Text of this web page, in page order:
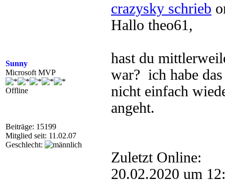
Sunny
Microsoft MVP
Offline
Beiträge: 15199
Mitglied seit: 11.02.07
Geschlecht:
crazysky schrieb
Hallo theo61,
hast du
war? ich habe
nicht einfach
angeht.
Zuletzt Online:
20.02.2020 um